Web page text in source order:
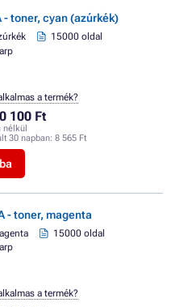
- toner, cyan (azúrkék)
15000 oldal
100 Ft
nélkül
30 napban: 8 565 Ft
a termék?
- toner, magenta
15000 oldal
a termék?